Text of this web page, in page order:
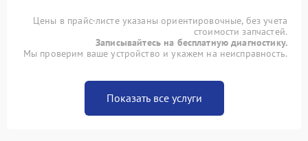
Цены в прайс-листе указаны ориентировочные, без учета
стоимости запчастей.
Записывайтесь на бесплатную диагностику.
Мы проверим ваше устройство и укажем на неисправность.
Показать все услуги